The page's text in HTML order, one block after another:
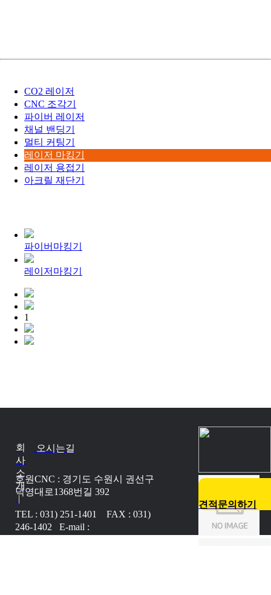
CO2 레이저
CNC 조각기
파이버 레이저
채널 밴딩기
멀티 커팅기
레이저 마킹기
레이저 용접기
아크릴 재단기
파이버마킹기
레이저마킹기
1
회
사
소
개
|
오시는길
호원CNC : 경기도 수원시 권선구
덕영대로1368번길 392
TEL : 031) 251-1401 FAX : 031)
246-1402 E-mail :
견적문의하기